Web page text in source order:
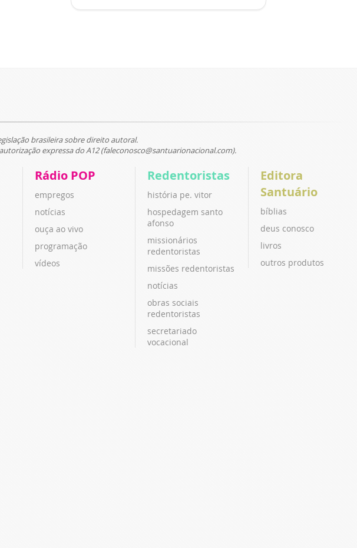
brasileira sobre direito autoral.
expressa do A12 (faleconosco@santuarionacional.com).
Rádio POP
empregos
notícias
ouça ao vivo
programação
vídeos
Redentoristas
história pe. vitor
hospedagem santo
afonso
missionários
redentoristas
missões redentoristas
notícias
obras sociais
redentoristas
secretariado
vocacional
Editora
Santuário
bíblias
deus conosco
livros
outros produtos